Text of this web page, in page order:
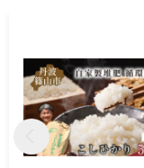
います。